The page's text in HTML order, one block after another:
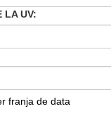
LA UV:
franja de data